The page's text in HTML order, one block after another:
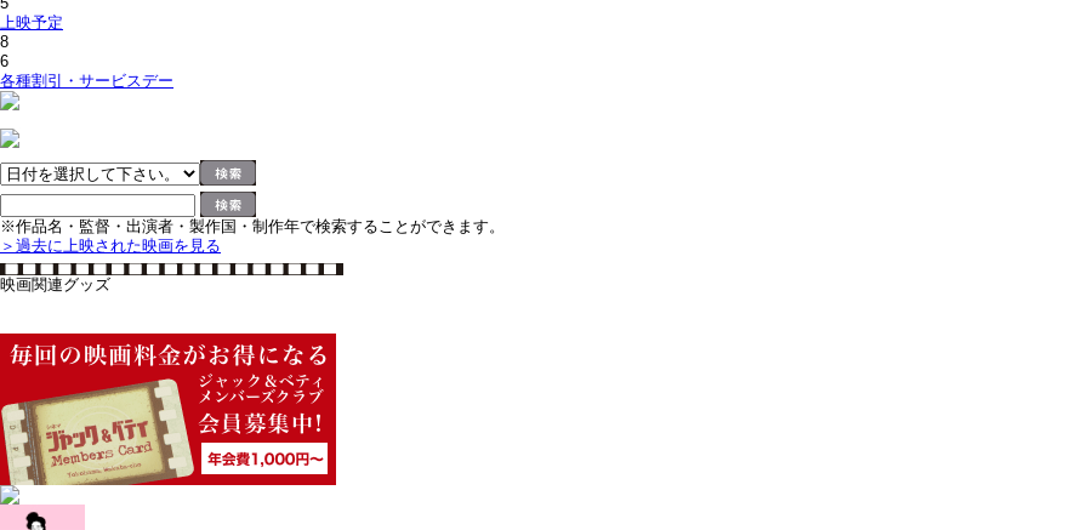
上映予定
8
6
各種割引・サービスデー
※作品名・監督・出演者・製作国・制作年で検索することができます。
＞過去に上映された映画を見る
映画関連グッズ